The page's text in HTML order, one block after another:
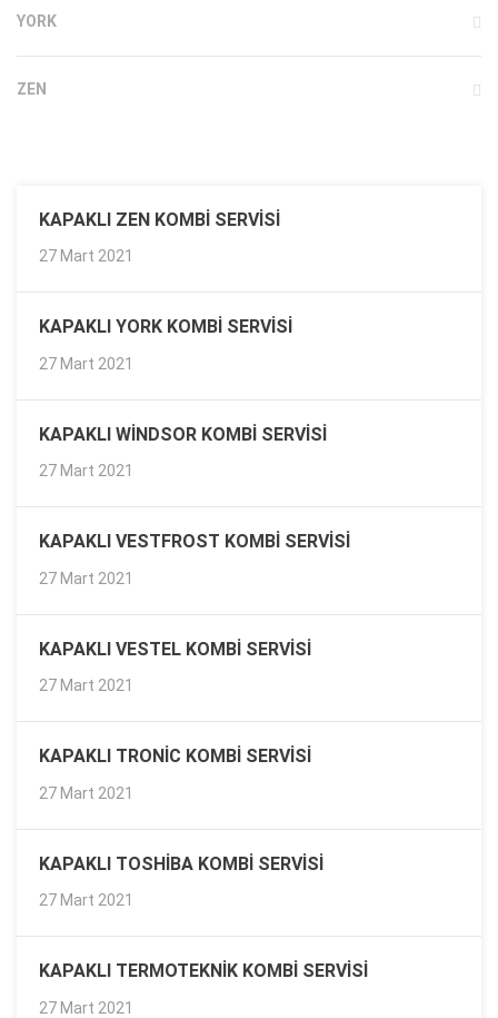
YORK
ZEN
KAPAKLI ZEN KOMBI SERVISI
27 Mart 2021
KAPAKLI YORK KOMBI SERVISI
27 Mart 2021
KAPAKLI WINDSOR KOMBI SERVISI
27 Mart 2021
KAPAKLI VESTFROST KOMBI SERVISI
27 Mart 2021
KAPAKLI VESTEL KOMBI SERVISI
27 Mart 2021
KAPAKLI TRONIC KOMBI SERVISI
27 Mart 2021
KAPAKLI TOSHIBA KOMBI SERVISI
27 Mart 2021
KAPAKLI TERMOTEKNIK KOMBI SERVISI
27 Mart 2021